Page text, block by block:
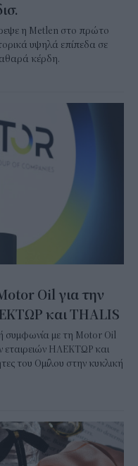
η Metlen στο πρώτο
υψηλά επίπεδα σε
κέρδη.
Oil για την
και THALIS
συμφωνία με τη Motor Oil
εταιρειών ΗΛΕΚΤΩΡ και
του Ομίλου στην κυκλική